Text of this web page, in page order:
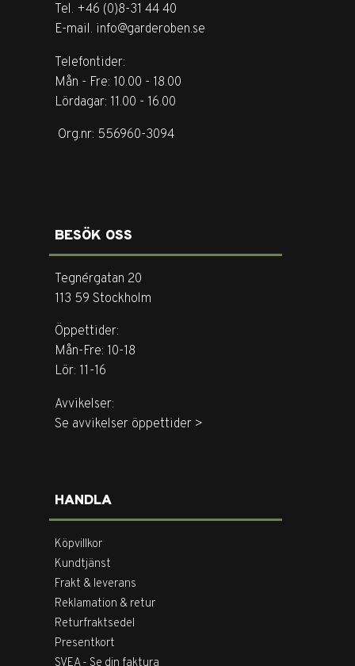
Tel. +46 (0)8-31 44 40
E-mail. info@garderoben.se
Telefontider:
Mån - Fre: 10.00 - 18.00
Lördagar: 11.00 - 16.00
Org.nr: 556960-3094
BESÖK OSS
Tegnérgatan 20
113 59 Stockholm
Öppettider:
Mån-Fre: 10-18
Lör: 11-16
Avvikelser:
Se avvikelser öppettider >
HANDLA
Köpvillkor
Kundtjänst
Frakt & leverans
Reklamation & retur
Returfraktsedel
Presentkort
SVEA - Se din faktura